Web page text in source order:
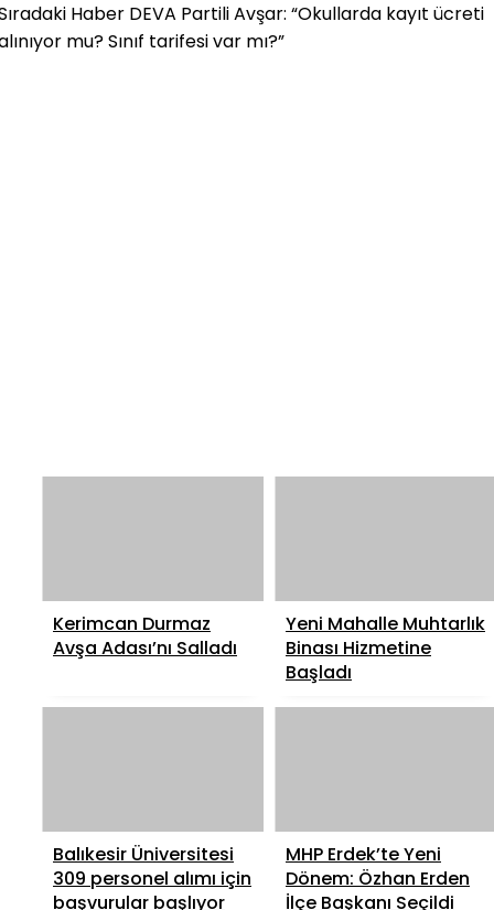
Haber DEVA Partili Avşar: “Okullarda kayıt ücreti
mu? Sınıf tarifesi var mı?”
Kerimcan Durmaz
Avşa Adası’nı Salladı
Yeni Mahalle Muhtarlık
Binası Hizmetine
Başladı
Balıkesir Üniversitesi
309 personel alımı için
başvurular başlıyor
MHP Erdek’te Yeni
Dönem: Özhan Erden
İlçe Başkanı Seçildi